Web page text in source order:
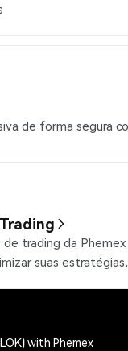
de forma segura
trading da Phemex
suas estratégias.
with Phemex